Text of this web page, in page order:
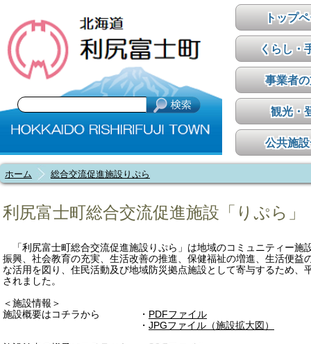
トップ
くらし・
事業者
観光・
公共施
ホーム 総合交流促進施設りぷら
利尻富士町総合交流促進施設「りぷら」
「利尻富士町総合交流促進施設りぷら」は地域のコミュニティー施
振興、社会教育の充実、生活改善の推進、保健福祉の増進、生活便益
な活用を図り、住民活動及び地域防災拠点施設として寄与するため、
されました。
＜施設情報＞
施設概要はコチラから ・ PDFファイル
・ JPGファイル（施設拡大図）